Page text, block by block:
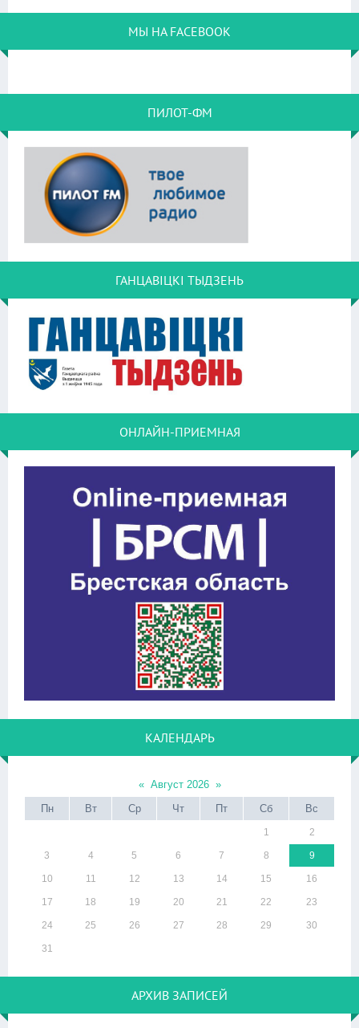
МЫ НА FACEBOOK
ПИЛОТ-ФМ
ГАНЦАВІЦКІ ТЫДЗЕНЬ
ОНЛАЙН-ПРИЕМНАЯ
КАЛЕНДАРЬ
« Август 2026 »
Пн
Вт Ср Чт Пт Сб Вс
1 2
3 4 5 6 7 8 9
10 11 12 13 14 15 16
17 18 19 20 21 22 23
24 25 26 27 28 29 30
31
АРХИВ ЗАПИСЕЙ